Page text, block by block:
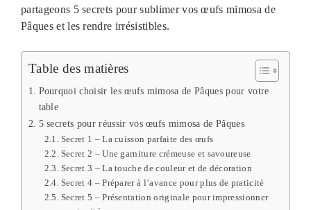
partageons 5 secrets pour sublimer vos œufs mimosa de
Pâques et les rendre irrésistibles.
Table des matières
Pourquoi choisir les œufs mimosa de Pâques pour votre
table
5 secrets pour réussir vos œufs mimosa de Pâques
Secret 1 – La cuisson parfaite des œufs
Secret 2 – Une garniture crémeuse et savoureuse
Secret 3 – La touche de couleur et de décoration
Secret 4 – Préparer à l’avance pour plus de praticité
Secret 5 – Présentation originale pour impressionner